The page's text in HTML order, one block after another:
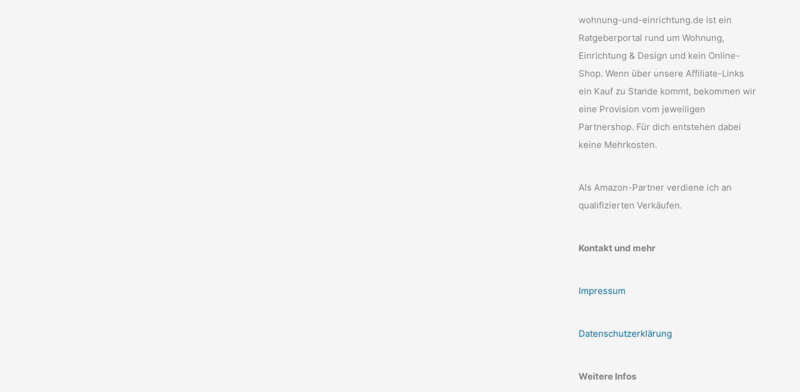
wohnung-und-einrichtung.de ist ein
Ratgeberportal rund um Wohnung,
Einrichtung & Design und kein Online-
Shop. Wenn über unsere Affiliate-Links
ein Kauf zu Stande kommt, bekommen wir
eine Provision vom jeweiligen
Partnershop. Für dich entstehen dabei
keine Mehrkosten.
Als Amazon-Partner verdiene ich an
qualifizierten Verkäufen.
Kontakt und mehr
Impressum
Datenschutzerklärung
Weitere Infos